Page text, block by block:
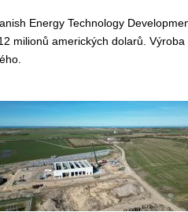
Energy Technology
milionů amerických dolarů. Výroba